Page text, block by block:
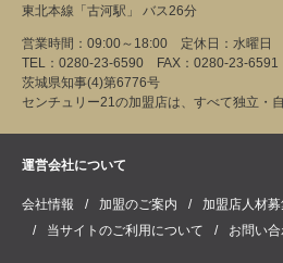
東北本線「古河駅」 バス26分
営業時間：09:00～18:00 定休日：水曜日
TEL：0280-23-6590 FAX：0280-23-6591
茨城県知事(4)第6776号
センチュリー21の加盟店は、すべて独立・自
運営会社について
会社情報 加盟のご案内 加盟店人材
当サイトのご利用について
お問い